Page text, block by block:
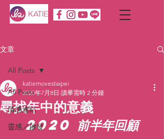
文章
All Posts
情感連結
靈感／啟發
All Posts
尋找年中的意義
katiemovestaipei
2020年7月8日 讀畢需時 2 分鐘
2020 前半年回顧